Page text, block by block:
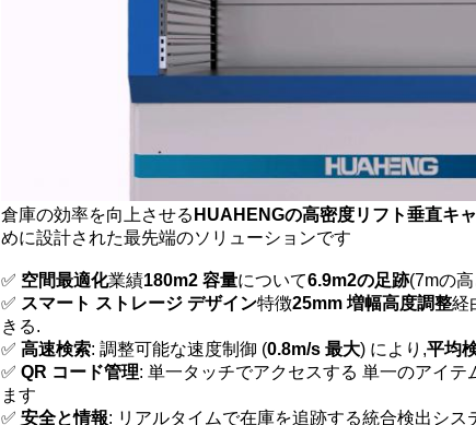
倉庫の効率を向上させる HUAHENGの高密度リフト垂直キ
めに設計された最先端のソリューションです
✅ 空間最適化業績180m2 容量について6.9m2の足跡(7mの
✅ スマート ストレージ デザイン特徴25mm 増幅高度調整経
きる.
✅ 高速検索: 調整可能な速度制御 (0.8m/s 最大) により,平均
✅ QR コード管理: 単一タッチでアクセスする 単一のアイ
ます
✅ 安全と情報: リアルタイムで在庫を追跡する統合検出シス